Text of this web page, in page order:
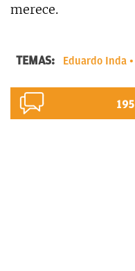
merece.
TEMAS: Eduardo Inda
195